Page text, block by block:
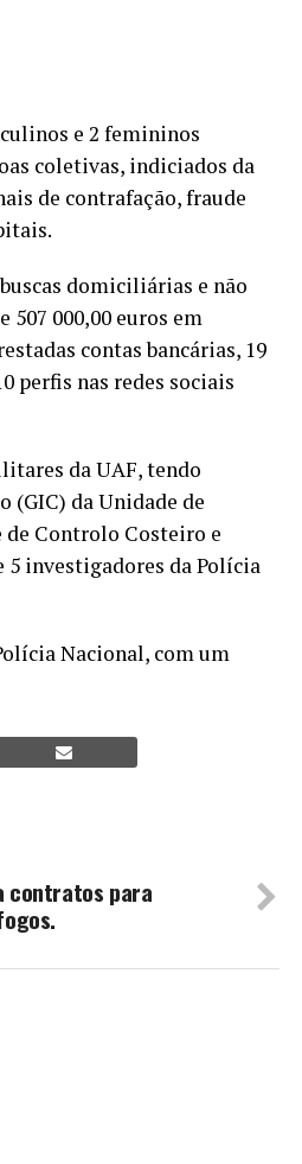
e 2 femininos
coletivas, indiciados da
de contrafação, fraude
domiciliárias e não
000,00 euros em
contas bancárias, 19
perfis nas redes sociais
da UAF, tendo
(GIC) da Unidade de
Controlo Costeiro e
5 investigadores da Polícia
Nacional, com um
contratos para